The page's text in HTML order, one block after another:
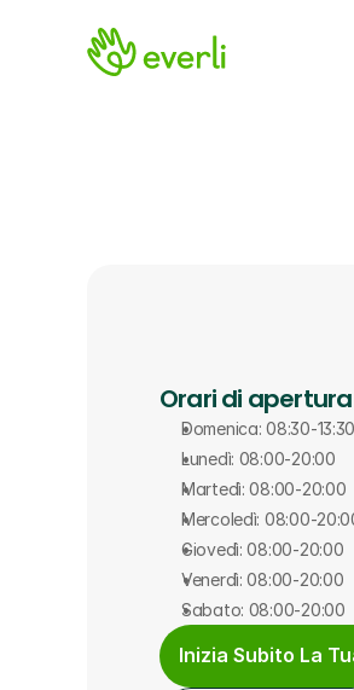
Orari di apertura
Domenica: 08:30-13:30
Lunedì: 08:00-20:00
Martedì: 08:00-20:00
Mercoledì: 08:00-
Giovedì: 08:00-20:00
Venerdì: 08:00-20:00
Sabato: 08:00-20:00
Inizia Subito La